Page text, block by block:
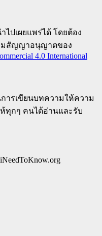
ปเผยแพร่ได้ โดยต้อง
มสัญญาอนุญาตของ
4.0 International
การเขียนบทความให้ความ
ห้ทุกๆ คนได้อ่านและรับ